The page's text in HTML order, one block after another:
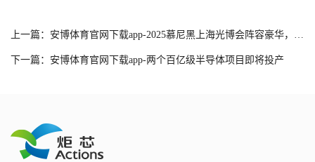
上一篇：安博体育官网下载app-2025慕尼黑上海光博会阵容豪华，新老展商共绘光电盛景
下一篇：安博体育官网下载app-两个百亿级半导体项目即将投产